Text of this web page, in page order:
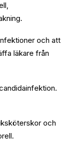
och att
läkare från
och